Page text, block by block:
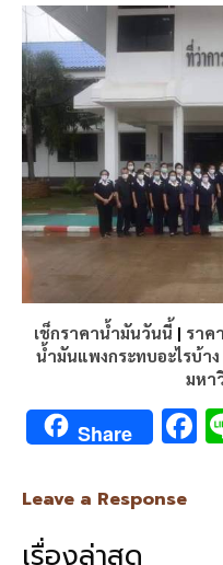
เช็กราคาน้ำมันวันนี้ | ราค
น้ำมันแพงกระทบอะไรบ้าง
มหา
Share F
Leave a Response
เรื่องล่าสุด